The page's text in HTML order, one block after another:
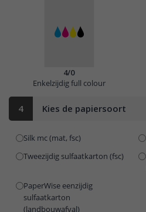
4/0
Enkelzijdig full colour
4 Kies de papiersoort
Silk mc (mat, fsc)
Tweezijdig sulfaatkarton (fsc)
PaperWise eenzijdig
sulfaatkarton
(landbouwafval)